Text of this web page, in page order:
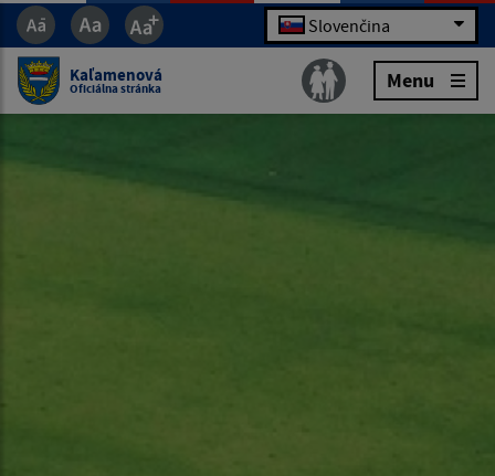
Slovenčina
Kaľamenová
Oficiálna stránka Menu